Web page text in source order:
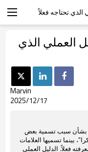
الذي تحتاجه فعلاً
العملي الذي
Marvin
2025/12/17
بشأن سبب تسمية بعض
بينما تسميها العلامات
فعلاً. الدليل العملي